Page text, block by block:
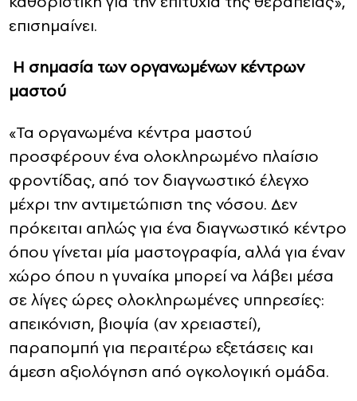
επισημαίνει.
Η σημασία των οργανωμένων κέντρων
μαστού
«Τα οργανωμένα κέντρα μαστού
προσφέρουν ένα ολοκληρωμένο πλαίσιο
φροντίδας, από τον διαγνωστικό έλεγχο
μέχρι την αντιμετώπιση της νόσου. Δεν
πρόκειται απλώς για ένα διαγνωστικό κέντρο
όπου γίνεται μία μαστογραφία, αλλά για έναν
χώρο όπου η γυναίκα μπορεί να λάβει μέσα
σε λίγες ώρες ολοκληρωμένες υπηρεσίες:
απεικόνιση, βιοψία (αν χρειαστεί),
παραπομπή για περαιτέρω εξετάσεις και
άμεση αξιολόγηση από ογκολογική ομάδα.